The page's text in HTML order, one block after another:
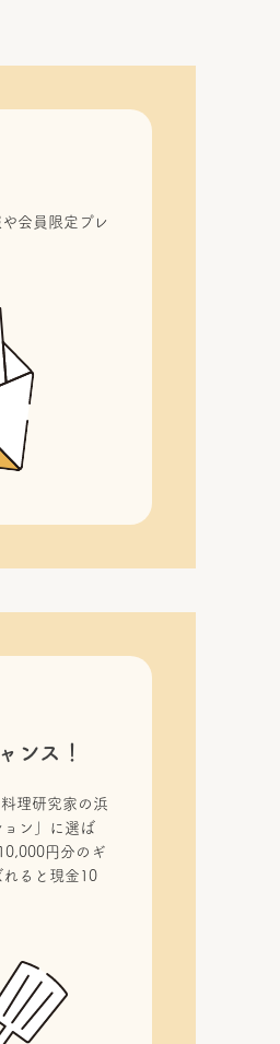
会員限定プレ
ンス！
理研究家の浜
ン」に選ば
円分のギ
れると現金10